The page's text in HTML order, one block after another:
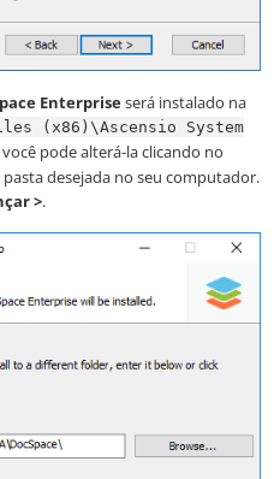
Enterpriseserá instalado na
(x86)\Ascensio System
você pode alterá-la clicando no
desejada no seu computador.
>.